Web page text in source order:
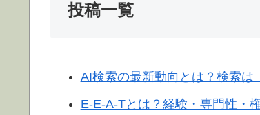
投稿一覧
AI検索の最新動向とは？検索
E-E-A-Tとは？経験・専門性・